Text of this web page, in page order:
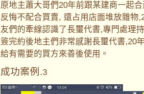
原地主蕭大哥們20年前跟某建商一起
反悔不配合買賣, 還占用店面堆放雜物
友們的牽線認識了長璽代書,專門處理
簽完約後地主們非常感謝長璽代書,20
給有需要的買方來善後使用。
成功案例.3